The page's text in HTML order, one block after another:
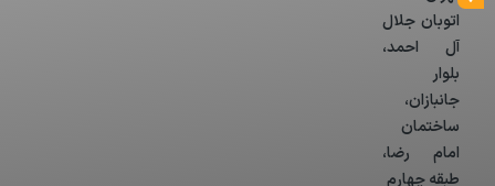
اتوبان جلال
آل احمد،
بلوار
جانبازان،
ساختمان
امام رضا،
طبقه چهارم